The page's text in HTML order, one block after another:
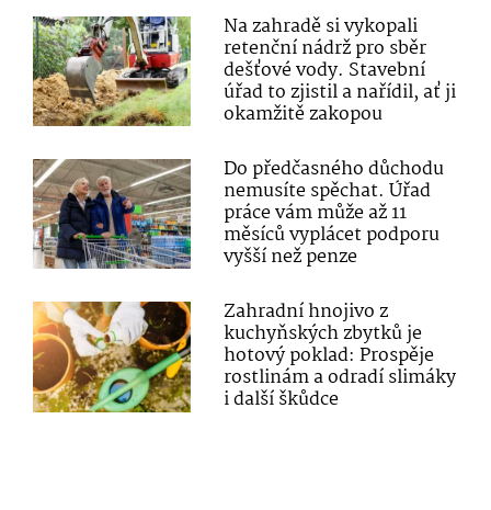
Na zahradě si vykopali
retenční nádrž pro sběr
dešťové vody. Stavební
úřad to zjistil a nařídil, ať ji
okamžitě zakopou
Do předčasného důchodu
nemusíte spěchat. Úřad
práce vám může až 11
měsíců vyplácet podporu
vyšší než penze
Zahradní hnojivo z
kuchyňských zbytků je
hotový poklad: Prospěje
rostlinám a odradí slimáky
i další škůdce